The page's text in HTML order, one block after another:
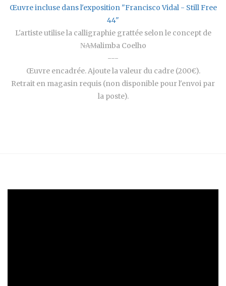
Œuvre incluse dans l'exposition "Francisco Vidal - Still Free
44"
L'artiste utilise la calligraphie grattée selon le concept de
N̶A̶M̶alimba Coelho
---
Œuvre encadrée. Ajoute la valeur du cadre (200€).
Retrait en magasin requis (non disponible pour l'envoi par
la poste).